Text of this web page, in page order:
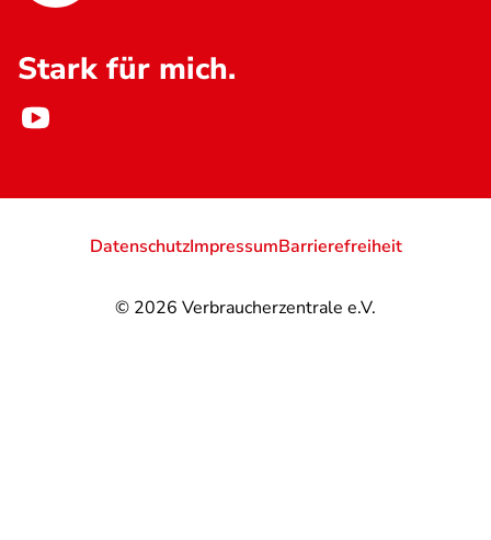
Stark für mich.
© 2026 Verbraucherzentrale e.V.
DatenschutzImpressumBarrierefreiheit